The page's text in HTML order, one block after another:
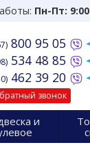
Пн-Пт:
800 95 05
534 48 85
462 39 20
звонок
и